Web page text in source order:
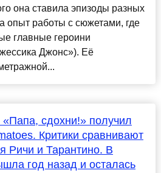
она ставила эпизоды разных
опыт работы с сюжетами, где
главные героини
Джонс»). Её
сдохни!» получил
Критики сравнивают
Ричи и Тарантино. В
год назад и осталась